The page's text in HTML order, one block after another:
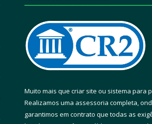
Muito mais que criar site ou sistema para
Realizamos uma assessoria completa,
garantimos em contrato que todas as